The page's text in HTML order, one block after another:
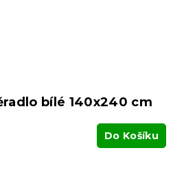
bílé 140x240 cm
Do Košíku